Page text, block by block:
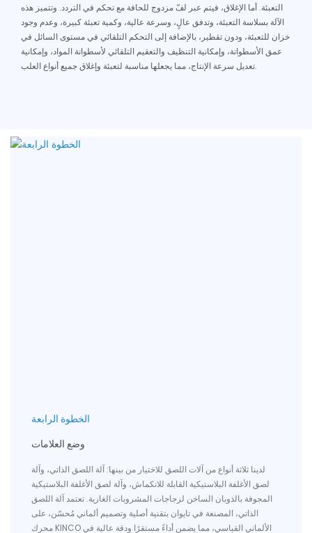
التعبئة. أما الإغلاق، فيتم عبر لفّ مزدوج للحافة مع تحكم في التردد. وتتميز هذه
الآلة بسلاسة التعبئة، وتدفق عالٍ، وسرعة عالية، وكمية تعبئة كبيرة، وعدم وجود
خزان للتعبئة، ودون تقطير، بالإضافة إلى التحكم التلقائي في مستوى السائل في
عمق الأسطوانة، وإمكانية التنظيف والتعقيم التلقائي لأسطوانة المواد، وإمكانية
تعديل سرعة الإنتاج، مما يجعلها مناسبة لتعبئة وإغلاق جميع أنواع العلب.
الخطوة الرابعة
وضع العلامات
لدينا ثلاثة أنواع من آلات اللصق للاختيار من بينها: آلة اللصق الذاتي، وآلة
لصق الأغلفة البلاستيكية القابلة للانكماش، وآلة لصق الأغلفة البلاستيكية
المجوفة بالذوبان الساخن لزجاجات المشروبات الغازية. تعتمد آلة اللصق
الذاتي، المصنعة في تايوان بتقنية أصلية وتصميم ألماني مُحسّن، على
محرك KINCO الألماني القياسي، مما يضمن أداءً مستقرًا ودقة عالية في